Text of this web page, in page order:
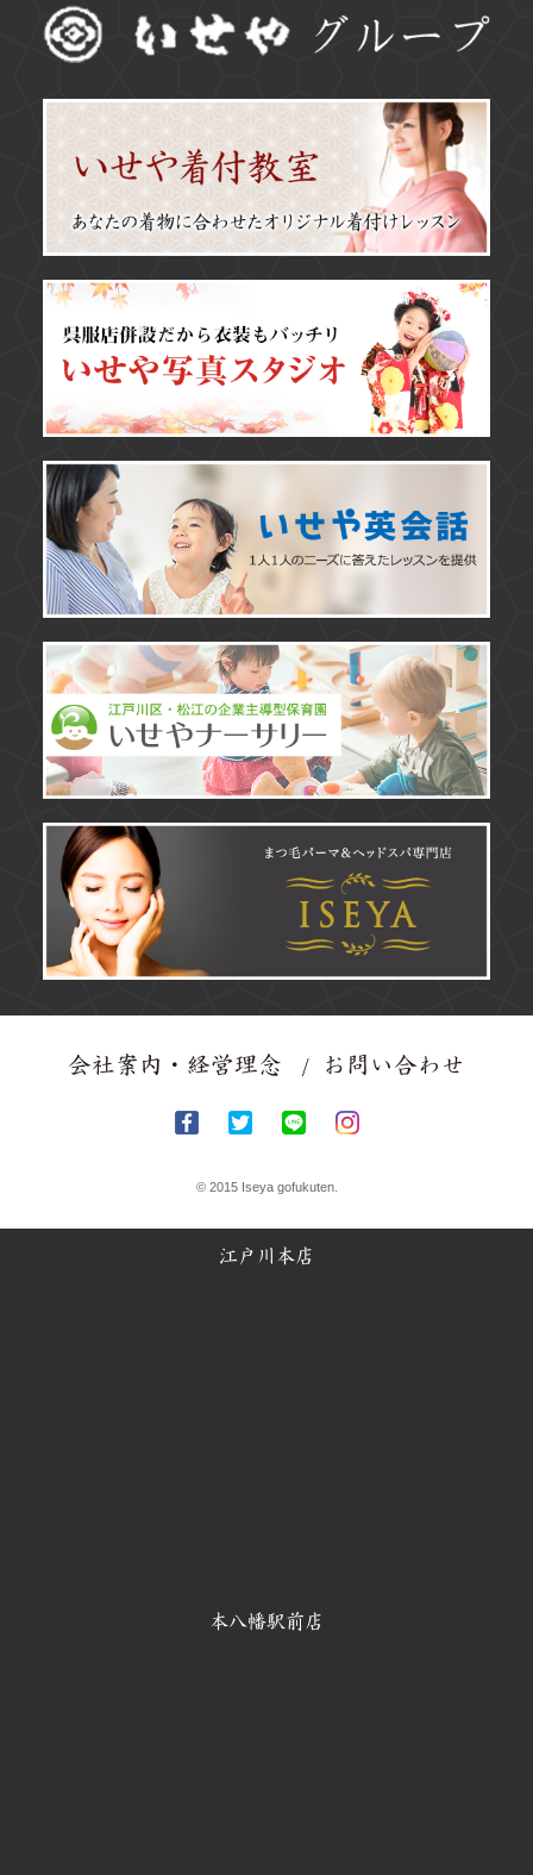
会社案内・経営理念 お問い合わせ
© 2015 Iseya gofukuten.
江戸川本店
本八幡駅前店